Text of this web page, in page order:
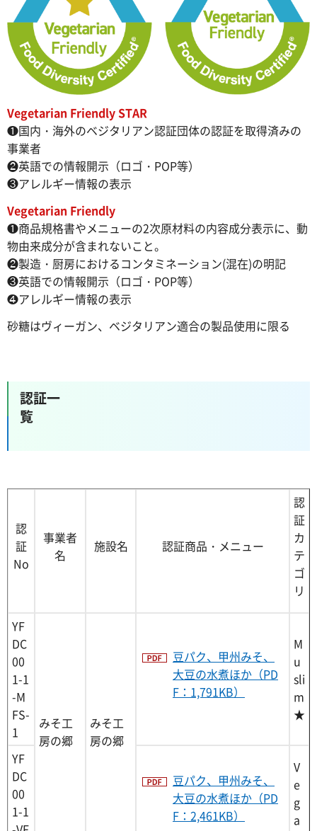
Vegetarian Friendly STAR
❶国内・海外のベジタリアン認証団体の認証を取得済みの
事業者
❷英語での情報開示（ロゴ・POP等）
❸アレルギー情報の表示
Vegetarian Friendly
❶商品規格書やメニューの2次原材料の内容成分表示に、動
物由来成分が含まれないこと。
❷製造・厨房におけるコンタミネーション(混在)の明記
❸英語での情報開示（ロゴ・POP等）
❹アレルギー情報の表示
砂糖はヴィーガン、ベジタリアン適合の製品使用に限る
認証一
覧
認
証
No
事業者
名
施設名 認証商品・メニュー
認
証
カ
テ
ゴ
リ
YF
DC
00
1-1
-M
FS-
1
みそ工
房の郷
みそ工
房の郷
豆パク、甲州みそ、
大豆の水煮ほか（PD
F：1,791KB）
M
u
sli
m
★
YF
DC
00
1-1
豆パク、甲州みそ、
大豆の水煮ほか（PD
F：2,461KB）
V
e
g
a